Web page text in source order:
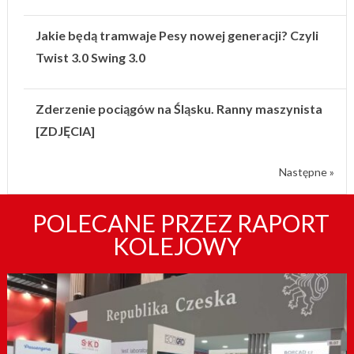
Jakie będą tramwaje Pesy nowej generacji? Czyli
Twist 3.0 Swing 3.0
Zderzenie pociągów na Śląsku. Ranny maszynista
[ZDJĘCIA]
Następne »
POLECANE PRZEZ RAPORT
KOLEJOWY